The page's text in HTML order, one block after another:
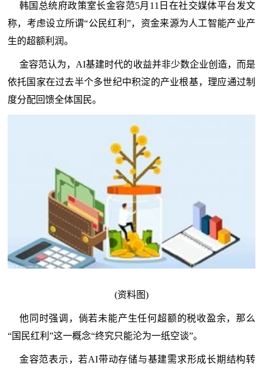
韩国总统府政策室长金容范5月11日在社交媒体平台发文
称，考虑设立所谓“公民红利”，资金来源为人工智能产业产
生的超额利润。
金容范认为，AI基建时代的收益并非少数企业创造，而是
依托国家在过去半个多世纪中积淀的产业根基，理应通过制
度分配回馈全体国民。
(资料图)
他同时强调，倘若未能产生任何超额的税收盈余，那么
“国民红利”这一概念“终究只能沦为一纸空谈”。
金容范表示，若AI带动存储与基建需求形成长期结构转